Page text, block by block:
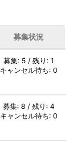
募集状況
募集: 5 / 残り: 1
キャンセル待ち: 0
募集: 8 / 残り: 4
キャンセル待ち: 0